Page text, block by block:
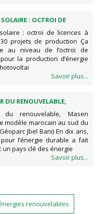
SOLAIRE : OCTROI DE
À PLUS DE 30 PROJETS DE
: octroi de licences à
projets de production Ça
au niveau de l’octroi de
la production d’énergie
Savoir plus...
DU RENOUVELABLE,
LE MODÈLE
AU SUD DU SAHARA
JBEL BANI)
du renouvelable, Masen
modèle marocain au sud du
Jbel Bani) En dix ans,
pour l’énergie durable a fait
un pays clé des énergie
Savoir plus...
renouvelables